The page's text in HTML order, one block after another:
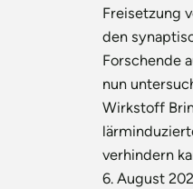
Freisetzung
den
Forschende
nun
Wirkstoff
verhindern
6. August